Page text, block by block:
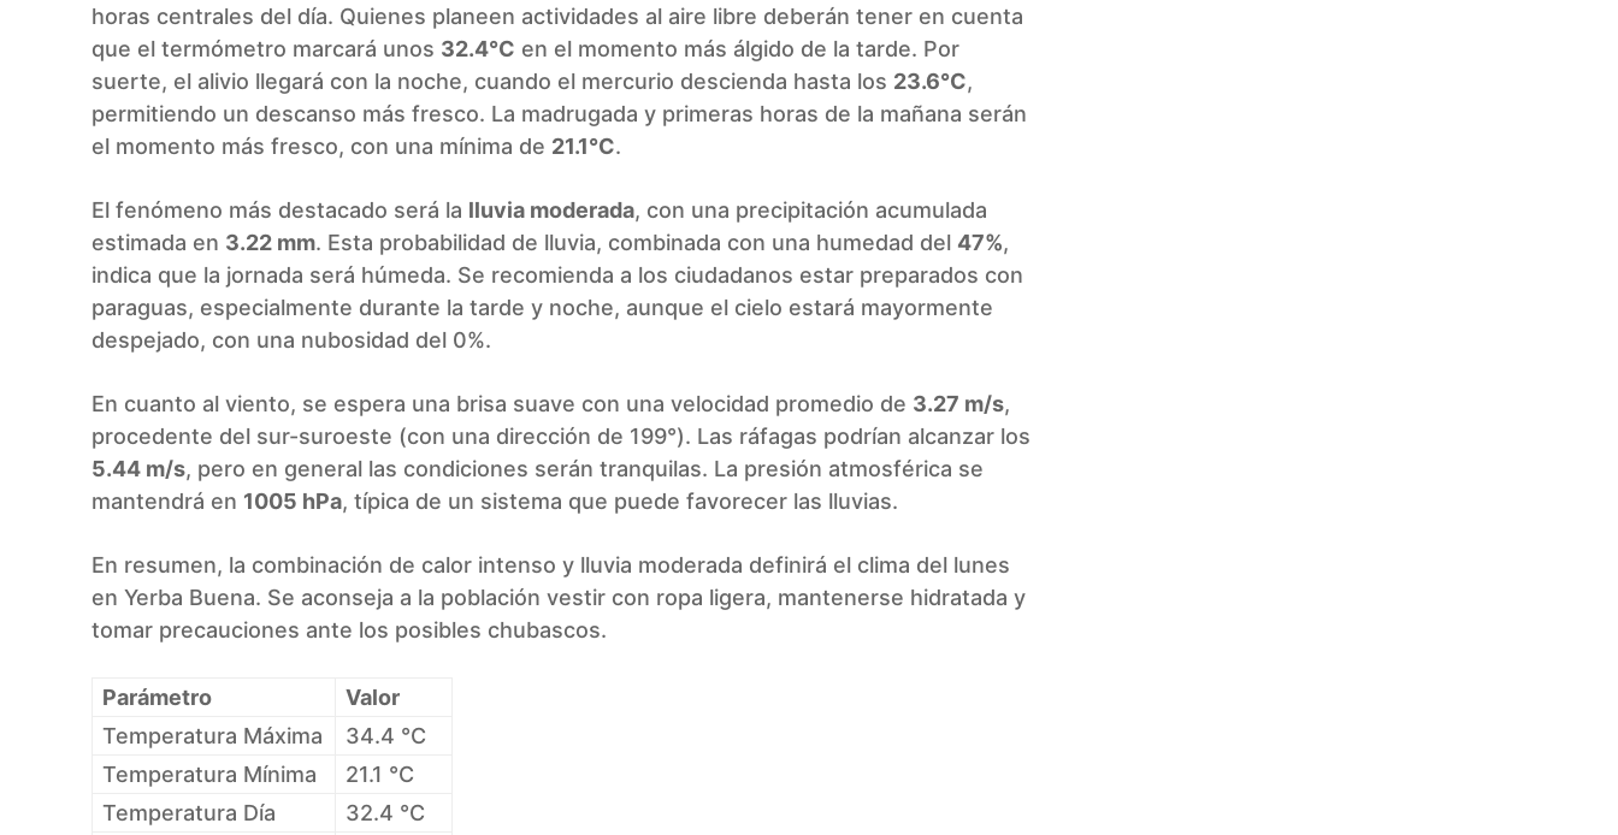
horas centrales del día. Quienes planeen actividades al aire libre deberán tener en cuenta
que el termómetro marcará unos 32.4°C en el momento más álgido de la tarde. Por
suerte, el alivio llegará con la noche, cuando el mercurio descienda hasta los 23.6°C,
permitiendo un descanso más fresco. La madrugada y primeras horas de la mañana serán
el momento más fresco, con una mínima de 21.1°C.
El fenómeno más destacado será la lluvia moderada, con una precipitación acumulada
estimada en 3.22 mm. Esta probabilidad de lluvia, combinada con una humedad del 47%,
indica que la jornada será húmeda. Se recomienda a los ciudadanos estar preparados con
paraguas, especialmente durante la tarde y noche, aunque el cielo estará mayormente
despejado, con una nubosidad del 0%.
En cuanto al viento, se espera una brisa suave con una velocidad promedio de 3.27 m/s,
procedente del sur-suroeste (con una dirección de 199°). Las ráfagas podrían alcanzar los
5.44 m/s, pero en general las condiciones serán tranquilas. La presión atmosférica se
mantendrá en 1005 hPa, típica de un sistema que puede favorecer las lluvias.
En resumen, la combinación de calor intenso y lluvia moderada definirá el clima del lunes
en Yerba Buena. Se aconseja a la población vestir con ropa ligera, mantenerse hidratada y
tomar precauciones ante los posibles chubascos.
Parámetro
Valor
Temperatura Máxima
34.4 °C
Temperatura Mínima
21.1 °C
Temperatura Día
32.4 °C